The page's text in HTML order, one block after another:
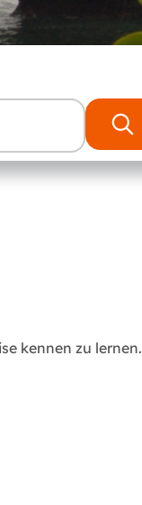
kennen zu lernen.